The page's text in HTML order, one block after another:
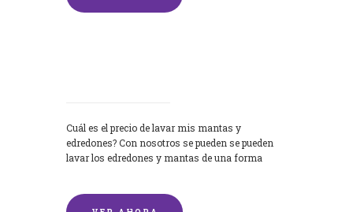
Cuál es el precio de lavar mis mantas y
edredones? Con nosotros se pueden se pueden
lavar los edredones y mantas de una forma